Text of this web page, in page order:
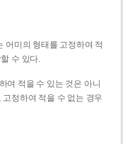
어미의 형태를 고정하여 적
수 있다.
여 적을 수 있는 것은 아니
정하여 적을 수 없는 경우